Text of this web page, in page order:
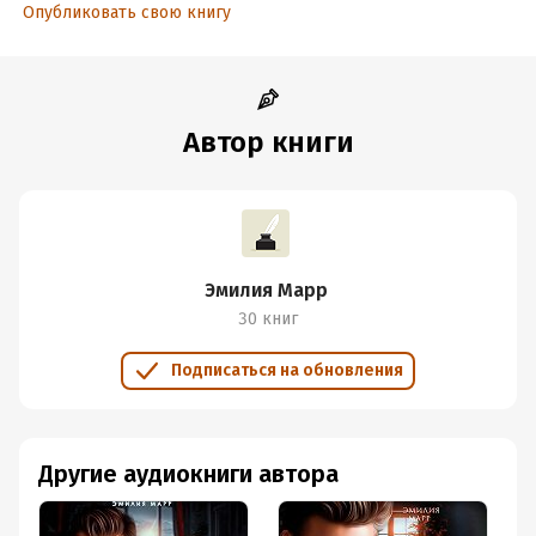
Опубликовать свою книгу
Автор книги
Эмилия Марр
30 книг
Подписаться на обновления
Другие аудиокниги автора